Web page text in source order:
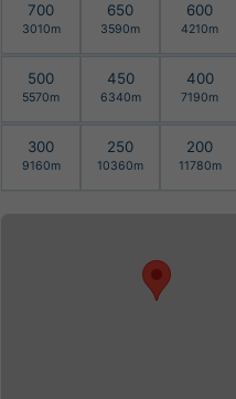
700
3010m
650
3590m
600
4210m
500
5570m
450
6340m
400
7190m
300
9160m
250
10360m
200
11780m